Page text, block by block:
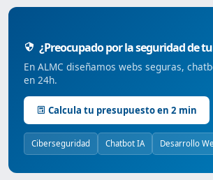
¿Preocupado por la seguridad de
En ALMC diseñamos webs seguras,
en 24h.
Calcula tu presupuesto en 2 min
Ciberseguridad Chatbot IA Desarrollo